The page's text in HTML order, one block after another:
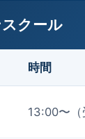
クール
時間
13:00〜（